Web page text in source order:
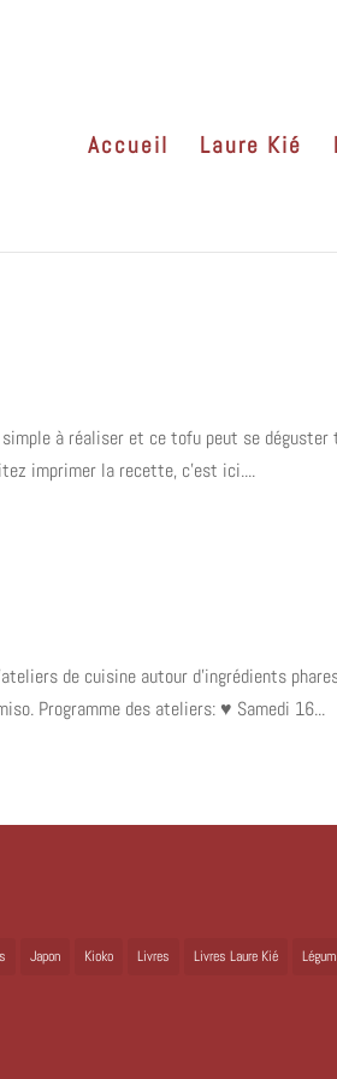
Accueil Laure Kié
à réaliser et ce tofu peut se déguster
imprimer la recette, c’est ici....
de cuisine autour d’ingrédients
Programme des ateliers: ♥ Samedi 16...
Japon Kioko Livres Livres Laure Kié